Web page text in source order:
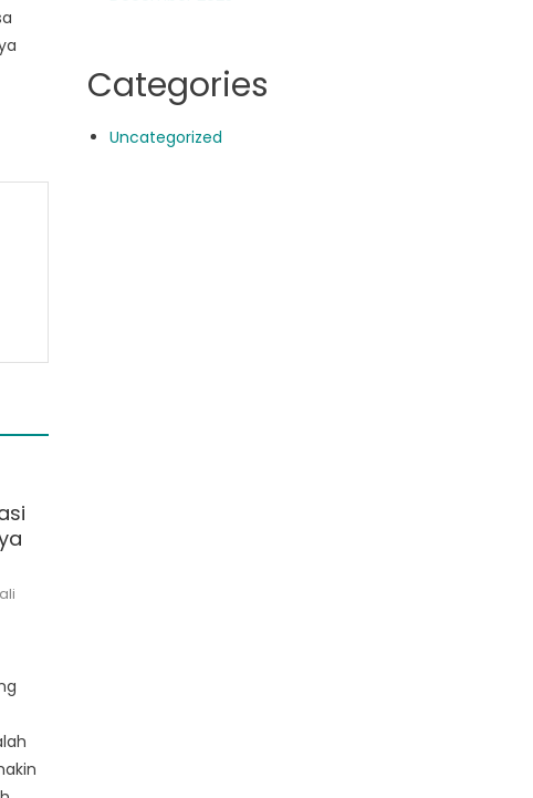
Categories
Uncategorized